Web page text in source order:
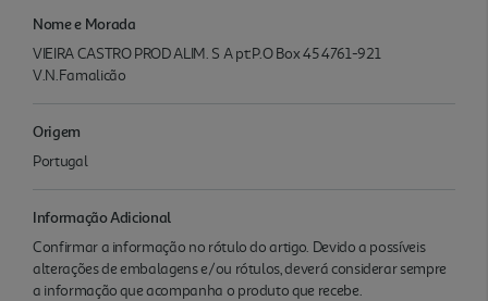
Nome e Morada
VIEIRA CASTRO PROD ALIM. S A pt:P.O Box 45 4761-921
V.N.Famalicão
Origem
Portugal
Informação Adicional
Confirmar a informação no rótulo do artigo. Devido a possíveis
alterações de embalagens e/ou rótulos, deverá considerar sempre
a informação que acompanha o produto que recebe.